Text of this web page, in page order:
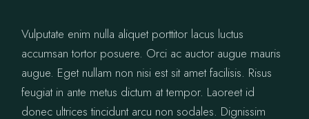
Vulputate enim nulla aliquet porttitor lacus luctus
accumsan tortor posuere. Orci ac auctor augue mauris
augue. Eget nullam non nisi est sit amet facilisis. Risus
feugiat in ante metus dictum at tempor. Laoreet id
donec ultrices tincidunt arcu non sodales. Dignissim